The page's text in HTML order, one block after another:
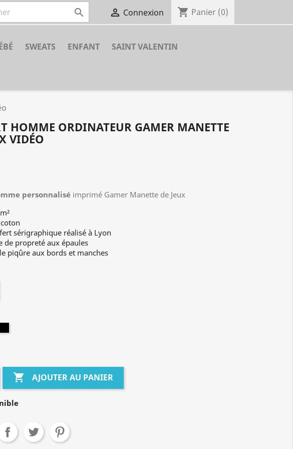
  Connexion shopping_cart Panier (0)
SWEATS ENFANT
SAINT VALENTIN
HOMME ORDINATEUR GAMER MANETTE
VIDÉO
personnalisé imprimé Gamer Manette de Jeux
sérigraphique réalisé à Lyon
de propreté aux épaules
piqûre aux bords et manches
 AJOUTER AU PANIER